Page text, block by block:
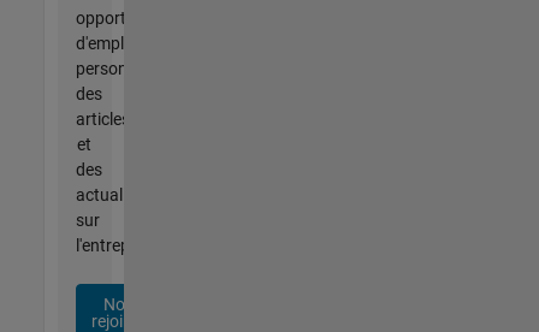
opportunités
d'emploi
personnalisées,
des
articles
et
des
actualités
sur
l'entreprise.
Nous
rejoindre